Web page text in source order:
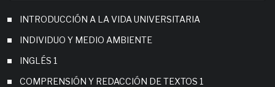
INTRODUCCIÓN A LA VIDA UNIVERSITARIA
INDIVIDUO Y MEDIO AMBIENTE
INGLÉS 1
COMPRENSIÓN Y REDACCIÓN DE TEXTOS 1